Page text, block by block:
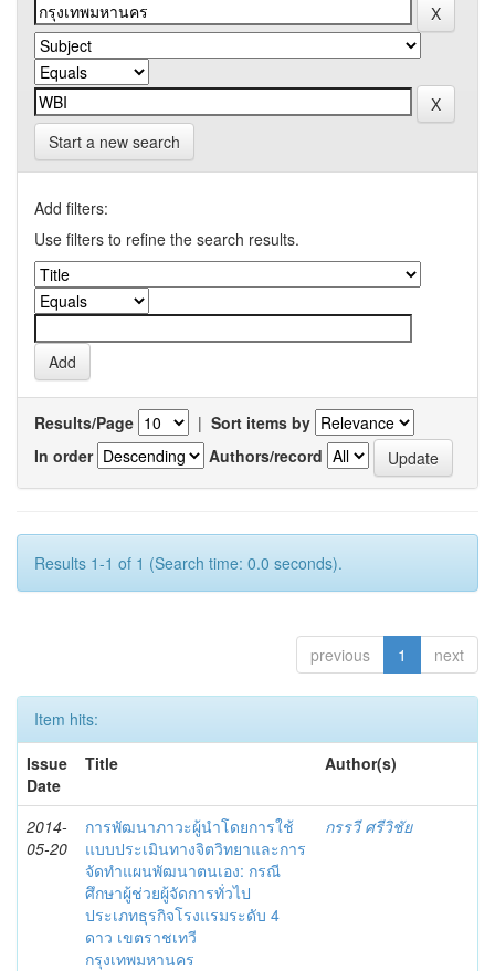
Start a new search
Add filters:
Use filters to refine the search results.
Results/Page | Sort items by
In order
Authors/record
Results 1-1 of 1 (Search time: 0.0 seconds).
previous 1 next
Item hits:
Issue
Date
Title Author(s)
2014-
05-20
การพัฒนาภาวะผู้นำโดยการใช้
แบบประเมินทางจิตวิทยาและการ
จัดทำแผนพัฒนาตนเอง: กรณี
ศึกษาผู้ช่วยผู้จัดการทั่วไป
ประเภทธุรกิจโรงแรมระดับ 4
ดาว เขตราชเทวี
กรุงเทพมหานคร
กรรวี ศรีวิชัย